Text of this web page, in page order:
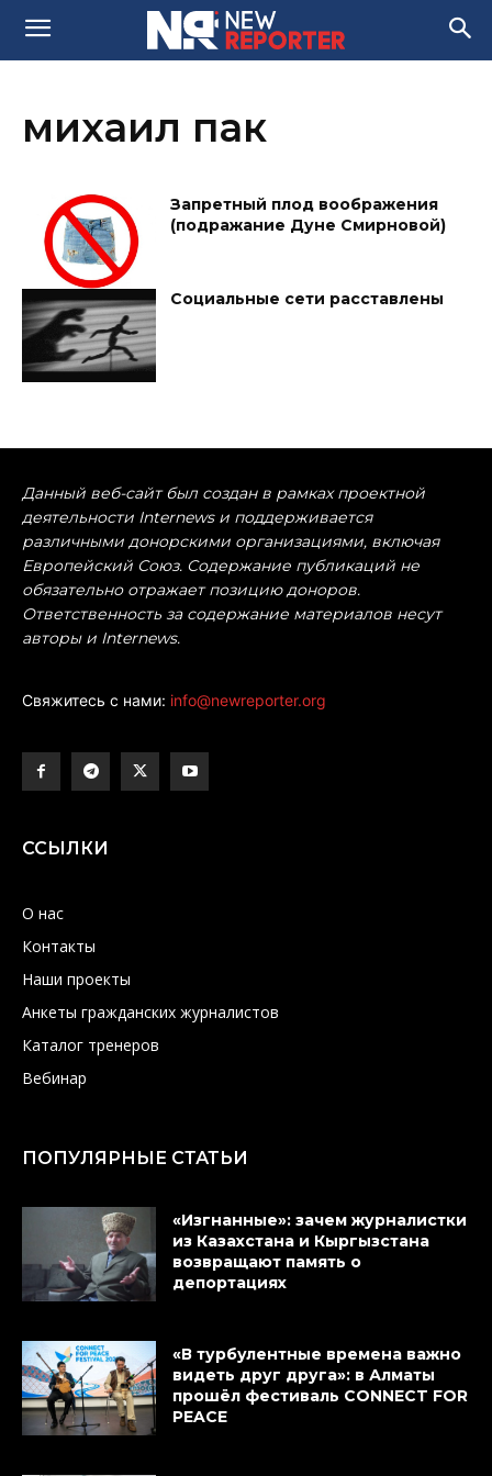
михаил пак
Запретный плод воображения
(подражание Дуне Смирновой)
Социальные сети расставлены
Данный веб-сайт был создан в рамках проектной
деятельности Internews и поддерживается
различными донорскими организациями, включая
Европейский Союз. Содержание публикаций не
обязательно отражает позицию доноров.
Ответственность за содержание материалов несут
авторы и Internews.
Свяжитесь с нами: info@newreporter.org
ССЫЛКИ
О нас
Контакты
Наши проекты
Анкеты гражданских журналистов
Каталог тренеров
Вебинар
ПОПУЛЯРНЫЕ СТАТЬИ
«Изгнанные»: зачем журналистки
из Казахстана и Кыргызстана
возвращают память о
депортациях
«В турбулентные времена важно
видеть друг друга»: в Алматы
прошёл фестиваль CONNECT FOR
PEACE